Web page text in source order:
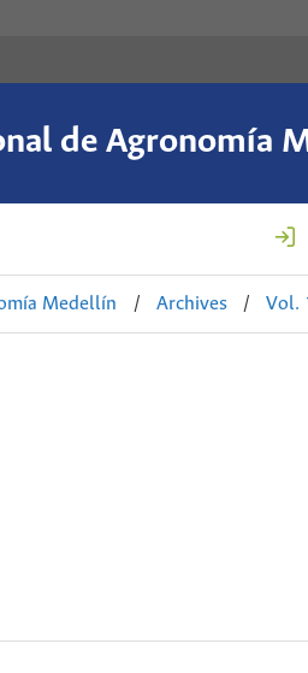
de Agronomía
Medellín / Archives / Vol.